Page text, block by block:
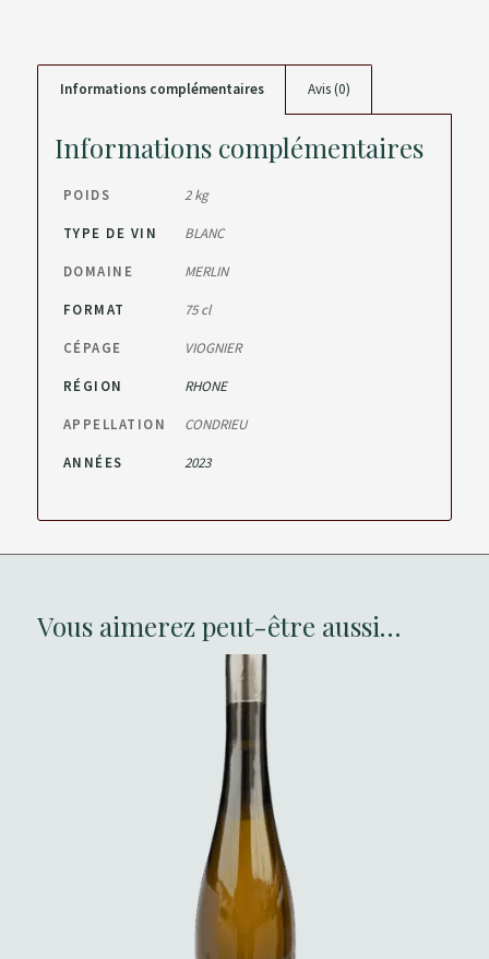
Informations complémentaires Avis (0)
Informations complémentaires
POIDS 2 kg
TYPE DE VIN BLANC
DOMAINE MERLIN
FORMAT 75 cl
CÉPAGE VIOGNIER
RÉGION RHONE
APPELLATION CONDRIEU
ANNÉES 2023
Vous aimerez peut-être aussi…